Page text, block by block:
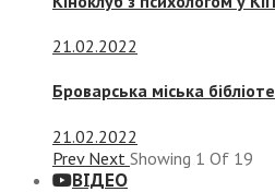
21.02.2022
Броварська міська
21.02.2022
Prev Next Showing 1 Of 19
ВІДЕО